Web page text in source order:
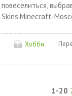
повеселиться,
Skins.Minecraft-
Хобби
1-20